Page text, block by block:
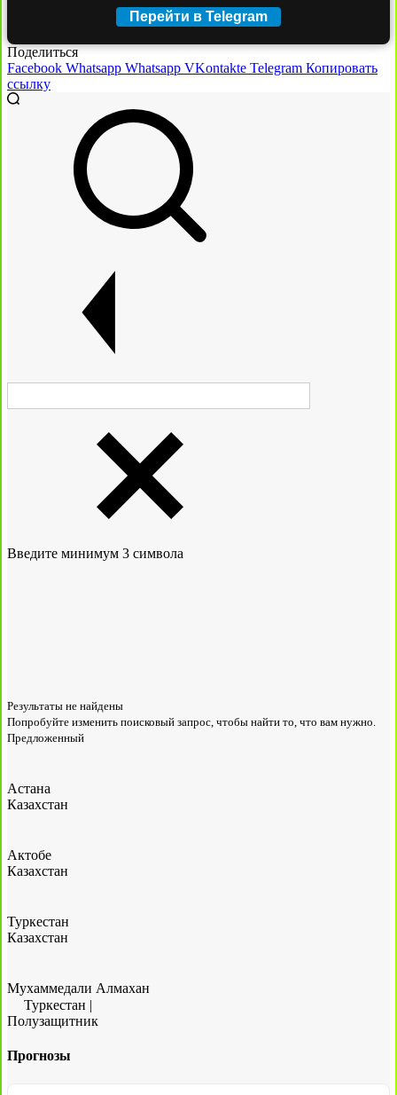
Перейти в Telegram
Поделиться
Facebook Whatsapp Whatsapp VKontakte Telegram Копировать
ссылку
Введите минимум 3 символа
Результаты не найдены
Попробуйте изменить поисковый запрос, чтобы найти то, что вам нужно.
Предложенный
Астана
Казахстан
Актобе
Казахстан
Туркестан
Казахстан
Мухаммедали Алмахан
Туркестан |
Полузащитник
Прогнозы